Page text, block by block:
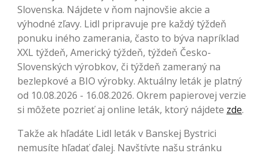
Slovenska. Nájdete v ňom najnovšie akcie a
výhodné zľavy. Lidl pripravuje pre každý týždeň
ponuku iného zamerania, často to býva napríklad
XXL týždeň, Americký týždeň, týždeň Česko-
Slovenských výrobkov, či týždeň zameraný na
bezlepkové a BIO výrobky. Aktuálny leták je platný
od 10.08.2026 - 16.08.2026. Okrem papierovej verzie
si môžete pozrieť aj online leták, ktorý nájdete zde.
Takže ak hľadáte Lidl leták v Banskej Bystrici
nemusíte hľadať ďalej. Navštívte našu stránku